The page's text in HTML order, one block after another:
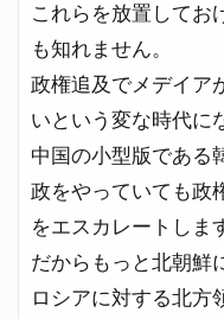
これらを放置してお
も知れません。
政権追及でメデイア
いという変な時代に
中国の小型版である
政をやっていても政
をエスカレートしま
だからもっと北朝鮮
ロシアに対する北方